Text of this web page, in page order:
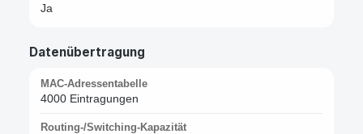
Ja
Datenübertragung
MAC-Adressentabelle
4000 Eintragungen
Routing-/Switching-Kapazität